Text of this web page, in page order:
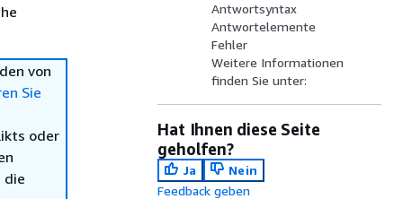
von
Sie
oder
die
Antwortsyntax
Antwortelemente
Fehler
Weitere Informationen
finden Sie unter:
Hat Ihnen diese Seite
geholfen?
Ja
Nein
Feedback geben